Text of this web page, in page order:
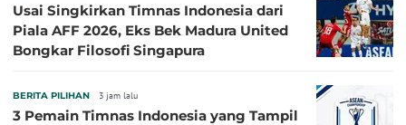
Usai Singkirkan Timnas Indonesia dari
Piala AFF 2026, Eks Bek Madura United
Bongkar Filosofi Singapura
BERITA PILIHAN 3 jam lalu
3 Pemain Timnas Indonesia yang Tampil